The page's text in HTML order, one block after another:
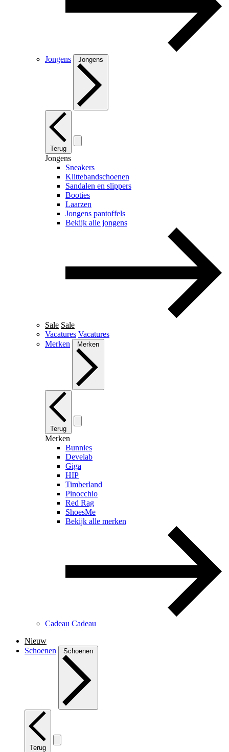
Jongens Jongens
Terug
Jongens
Sneakers
Klittebandschoenen
Sandalen en slippers
Booties
Laarzen
Jongens pantoffels
Bekijk alle jongens
Sale Sale
Vacatures Vacatures
Merken
Merken
Terug
Merken
Bunnies
Develab
Giga
HIP
Timberland
Pinocchio
Red Rag
ShoesMe
Bekijk alle merken
Cadeau Cadeau
Nieuw
Schoenen
Schoenen
Terug